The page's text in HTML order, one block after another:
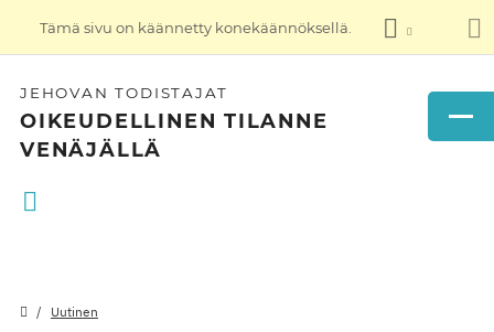
Tämä sivu on käännetty konekäännöksellä.
JEHOVAN TODISTAJAT
OIKEUDELLINEN TILANNE
VENÄJÄLLÄ
Uutinen